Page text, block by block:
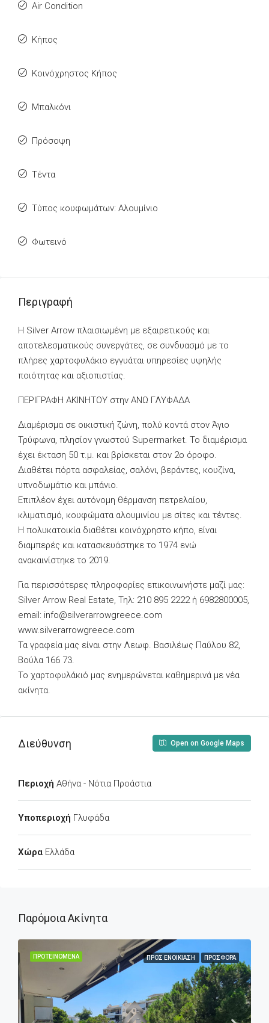
Air Condition
Κήπος
Κοινόχρηστος Κήπος
Μπαλκόνι
Πρόσοψη
Τέντα
Τύπος κουφωμάτων: Αλουμίνιο
Φωτεινό
Περιγραφή
Η Silver Arrow πλαισιωμένη με εξαιρετικούς και
αποτελεσματικούς συνεργάτες, σε συνδυασμό με το
πλήρες χαρτοφυλάκιο εγγυάται υπηρεσίες υψηλής
ποιότητας και αξιοπιστίας.
ΠΕΡΙΓΡΑΦΗ ΑΚΙΝΗΤΟΥ στην ΑΝΩ ΓΛΥΦΑΔΑ
Διαμέρισμα σε οικιστική ζώνη, πολύ κοντά στον Άγιο
Τρύφωνα, πλησίον γνωστού Supermarket. To διαμέρισμα
έχει έκταση 50 τ.μ. και βρίσκεται στον 2ο όροφο.
Διαθέτει πόρτα ασφαλείας, σαλόνι, βεράντες, κουζίνα,
υπνοδωμάτιο και μπάνιο.
Επιπλέον έχει αυτόνομη θέρμανση πετρελαίου,
κλιματισμό, κουφώματα αλουμινίου με σίτες και τέντες.
Η πολυκατοικία διαθέτει κοινόχρηστο κήπο, είναι
διαμπερές και κατασκευάστηκε το 1974 ενώ
ανακαινίστηκε το 2019.
Για περισσότερες πληροφορίες επικοινωνήστε μαζί μας:
Silver Arrow Real Estate, Τηλ: 210 895 2222 ή 6982800005,
email: info@silverarrowgreece.com
www.silverarrowgreece.com
Τα γραφεία μας είναι στην Λεωφ. Βασιλέως Παύλου 82,
Βούλα 166 73.
Το χαρτοφυλάκιό μας ενημερώνεται καθημερινά με νέα
ακίνητα.
Διεύθυνση Open on Google Maps
Περιοχή Αθήνα - Νότια Προάστια
Υποπεριοχή Γλυφάδα
Χώρα Ελλάδα
Παρόμοια Ακίνητα
ΠΡΟΤΕΙΝΌΜΕΝΑ ΠΡΟΣ ΕΝΟΙΚΊΑΣΗ ΠΡΟΣΦΟΡΆ